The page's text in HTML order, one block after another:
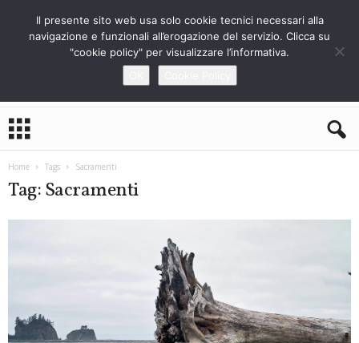
S
Home Tags Sacramenti
Tag: Sacramenti
Il presente sito web usa solo cookie tecnici necessari alla
navigazione e funzionali all’erogazione del servizio. Clicca su
"cookie policy" per visualizzare l’informativa.